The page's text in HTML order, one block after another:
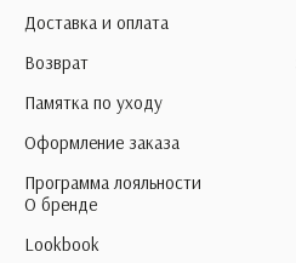
Доставка и оплата
Возврат
Памятка по уходу
Оформление заказа
Программа лояльности
О бренде
Lookbook